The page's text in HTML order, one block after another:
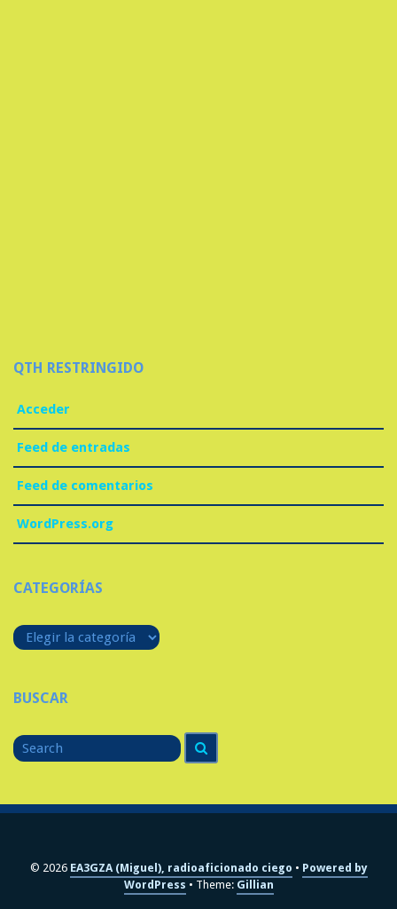
QTH RESTRINGIDO
Acceder
Feed de entradas
Feed de comentarios
WordPress.org
CATEGORÍAS
Categorías
BUSCAR
Search
for
© 2026 EA3GZA (Miguel), radioaficionado ciego
Powered by
WordPress
Theme: Gillian